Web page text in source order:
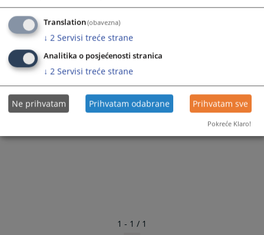
1 - 1 / 1
Translation(obavezna)
↓ 2 Servisi treće strane
Analitika o posjećenosti stranica
↓ 2 Servisi treće strane
Ne prihvatam Prihvatam odabrane Prihvatam sve
Pokreće Klaro!